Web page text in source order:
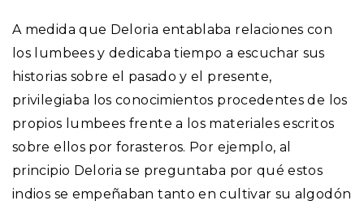
A medida que Deloria entablaba relaciones con
los lumbees y dedicaba tiempo a escuchar sus
historias sobre el pasado y el presente,
privilegiaba los conocimientos procedentes de los
propios lumbees frente a los materiales escritos
sobre ellos por forasteros. Por ejemplo, al
principio Deloria se preguntaba por qué estos
indios se empeñaban tanto en cultivar su algodón